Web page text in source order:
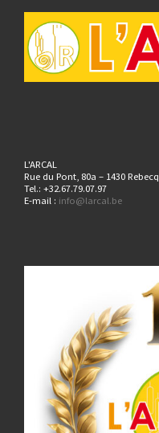
L'ARCAL
Rue du Pont, 80a – 1430 Rebecq
Tel.: +32.67.79.07.97
E-mail : info@larcal.be